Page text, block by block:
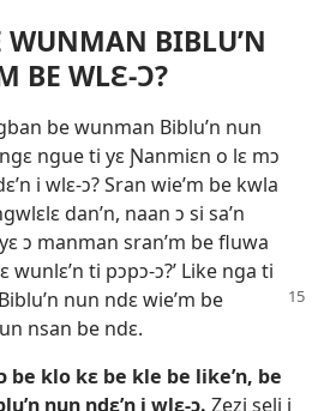
WUNMAN BIBLU’N
BE WLƐ-Ɔ?
be wunman Biblu’n nun
ngue ti yɛ Ɲanmiɛn o lɛ mɔ
i wlɛ-ɔ? Sran wie’m be kwla
dan’n, naan ɔ si sa’n
ɔ manman sran’m be fluwa
wunlɛ’n ti pɔpɔ-ɔ?’ Like nga ti
nun ndɛ wie’m be
nsan be ndɛ.
be klo kɛ be kle be like’n, be
nun ndɛ’n i wlɛ-ɔ. Zezi seli i